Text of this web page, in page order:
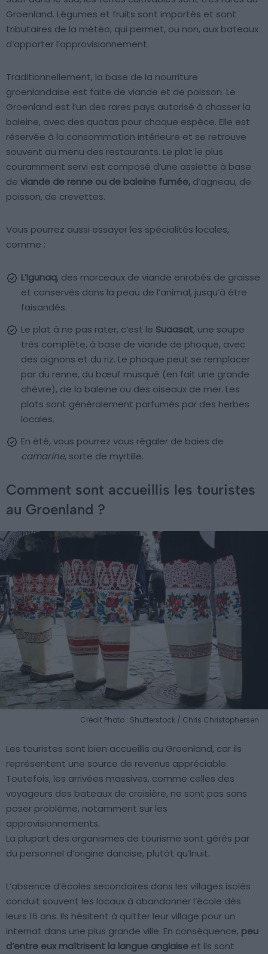
Groenland. Légumes et fruits sont importés et sont
tributaires de la météo, qui permet, ou non, aux bateaux
d’apporter l’approvisionnement.
Traditionnellement, la base de la nourriture
groenlandaise est faite de viande et de poisson. Le
Groenland est l’un des rares pays autorisé à chasser la
baleine, avec des quotas pour chaque espèce. Elle est
réservée à la consommation intérieure et se retrouve
souvent au menu des restaurants. Le plat le plus
couramment servi est composé d’une assiette à base
de viande de renne ou de baleine fumée, d’agneau, de
poisson, de crevettes.
Vous pourrez aussi essayer les spécialités locales,
comme :
L’Igunaq, des morceaux de viande enrobés de graisse
et conservés dans la peau de l’animal, jusqu’à être
faisandés.
Le plat à ne pas rater, c’est le Suaasat, une soupe
très complète, à base de viande de phoque, avec
des oignons et du riz. Le phoque peut se remplacer
par du renne, du bœuf musqué (en fait une grande
chèvre), de la baleine ou des oiseaux de mer. Les
plats sont généralement parfumés par des herbes
locales.
En été, vous pourrez vous régaler de baies de
camarine, sorte de myrtille.
Comment sont accueillis les touristes
au Groenland ?
Crédit Photo : Shutterstock / Chris Christophersen
Les touristes sont bien accueillis au Groenland, car ils
représentent une source de revenus appréciable.
Toutefois, les arrivées massives, comme celles des
voyageurs des bateaux de croisière, ne sont pas sans
poser problème, notamment sur les
approvisionnements.
La plupart des organismes de tourisme sont gérés par
du personnel d’origine danoise, plutôt qu’Inuit.
L’absence d’écoles secondaires dans les villages isolés
conduit souvent les locaux à abandonner l’école dès
leurs 16 ans. Ils hésitent à quitter leur village pour un
internat dans une plus grande ville. En conséquence, peu
d’entre eux maîtrisent la langue anglaise et ils sont